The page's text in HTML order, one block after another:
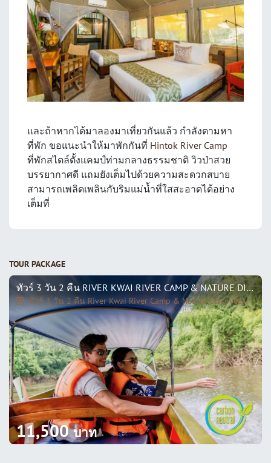
และถ้าหากได้มาลองมาเที่ยวกันแล้ว กำลังตามหา
ที่พัก ขอแนะนำให้มาพักกันที่ Hintok River Camp
ที่พักสไตล์ตั้งแคมป์ท่ามกลางธรรมชาติ วิวป่าสวย
บรรยากาศดี แถมยังเต็มไปด้วยความสะดวกสบาย
สามารถเพลิดเพลินกับริมแม่น้ำที่ใสสะอาดได้อย่าง
เต็มที่
TOUR PACKAGE
ทัวร์ 3 วัน 2 คืน RIVER KWAI RIVER CAMP & NATURE DISCOVERY
ทัวร์ 3 วัน 2 คืน River Kwai River Camp & Nature Discovery
11,500บาท